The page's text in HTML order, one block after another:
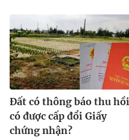
Đất có thông báo thu hồi
có được cấp đổi Giấy
chứng nhận?